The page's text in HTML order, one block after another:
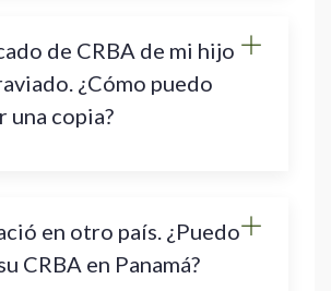
de CRBA de mi hijo
¿Cómo puedo
una copia?
en otro país. ¿Puedo
CRBA en Panamá?